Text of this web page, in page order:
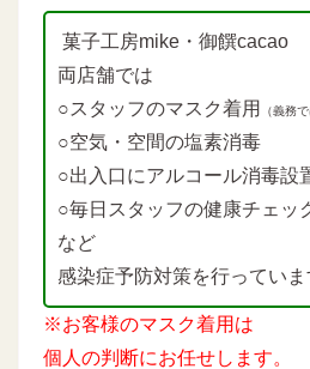
菓子工房mike・御饌cacao
両店舗では
○スタッフのマスク着用
（義務
○空気・空間の塩素消毒
○出入口にアルコール消毒設
○毎日スタッフの健康チェッ
など
感染症予防対策を行っていま
※お客様のマスク着用は
個人の判断にお任せします。